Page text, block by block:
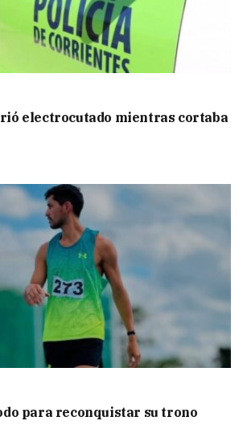
electrocutado mientras cortaba
para reconquistar su trono